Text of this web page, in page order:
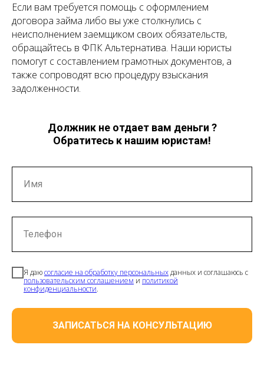
Если вам требуется помощь с оформлением
договора займа либо вы уже столкнулись с
неисполнением заемщиком своих обязательств,
обращайтесь в ФПК Альтернатива. Наши юристы
помогут с составлением грамотных документов, а
также сопроводят всю процедуру взыскания
задолженности.
Должник не отдает вам деньги ?
Обратитесь к нашим юристам!
Имя
Телефон
Я даюсогласие на обработку персональныхданных и соглашаюсь с
пользовательским соглашением и политикой
конфиденциальности.
ЗАПИСАТЬСЯ НА КОНСУЛЬТАЦИЮ